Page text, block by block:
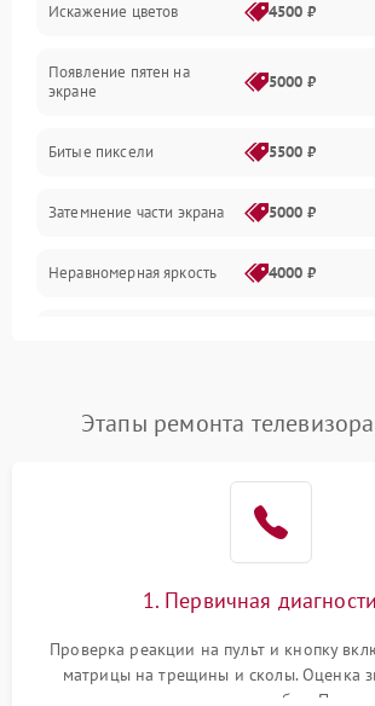
Звук и аудиосистема
Сигнал и приём каналов
Механические повреждения
Программное обеспечение
Сеть и подключения
Искажение цветов 4500 ₽
Появление пятен на
экране
5000 ₽
Битые пиксели 5500 ₽
Затемнение части экрана 5000 ₽
Неравномерная яркость 4000 ₽
Этапы ремонта
1. Первичная
Проверка реакции на пульт и кнопку
матрицы на трещины и сколы. Оценка
подсветки и индикаторов ошибок.